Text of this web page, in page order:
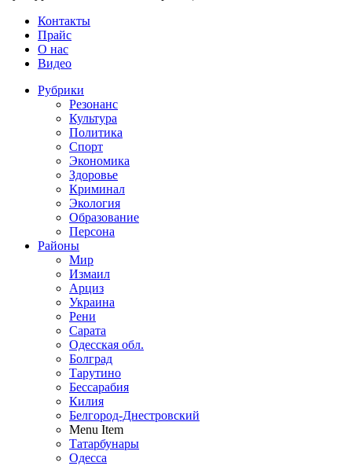
Контакты
Прайс
О нас
Видео
Рубрики
Резонанс
Культура
Политика
Спорт
Экономика
Здоровье
Криминал
Экология
Образование
Персона
Районы
Мир
Измаил
Арциз
Украина
Рени
Сарата
Одесская обл.
Болград
Тарутино
Бессарабия
Килия
Белгород-Днестровский
Menu Item
Татарбунары
Одесса